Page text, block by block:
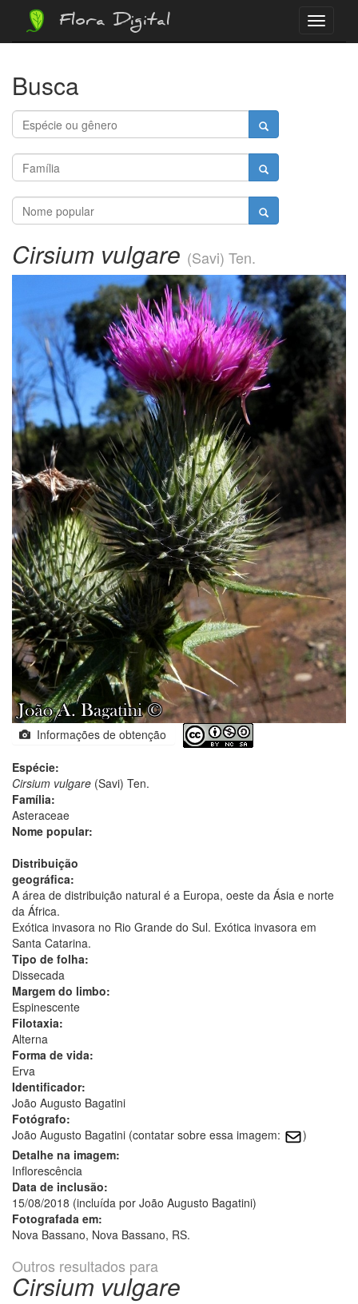
Menu
Flora Digital
Busca
Cirsium vulgare (Savi) Ten.
Informações de obtenção
Espécie:
Cirsium vulgare (Savi) Ten.
Família:
Asteraceae
Nome popular:
Distribuição
geográfica:
A área de distribuição natural é a Europa, oeste da Ásia e norte
da África.
Exótica invasora no Rio Grande do Sul. Exótica invasora em
Santa Catarina.
Tipo de folha:
Dissecada
Margem do limbo:
Espinescente
Filotaxia:
Alterna
Forma de vida:
Erva
Identificador:
João Augusto Bagatini
Fotógrafo:
João Augusto Bagatini (contatar sobre essa imagem:
)
Detalhe na imagem:
Inflorescência
Data de inclusão:
15/08/2018 (incluída por João Augusto Bagatini)
Fotografada em:
Nova Bassano, Nova Bassano, RS.
Outros resultados para
Cirsium vulgare